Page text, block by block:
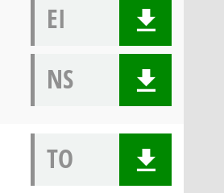
EI
NS
TO